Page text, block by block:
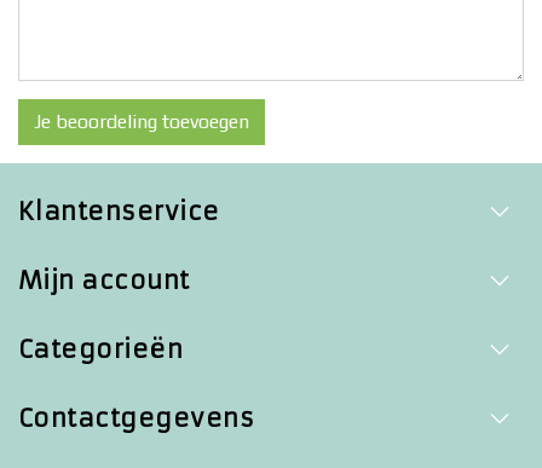
Je beoordeling toevoegen
Klantenservice
Mijn account
Categorieën
Contactgegevens